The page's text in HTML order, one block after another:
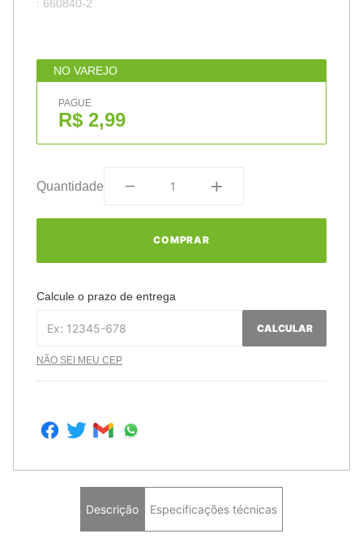
: 660840-2
NO VAREJO
PAGUE
R$ 2,99
Quantidade
COMPRAR
Calcule o prazo de entrega
CALCULAR
NÃO SEI MEU CEP
Descrição Especificações técnicas
º fita